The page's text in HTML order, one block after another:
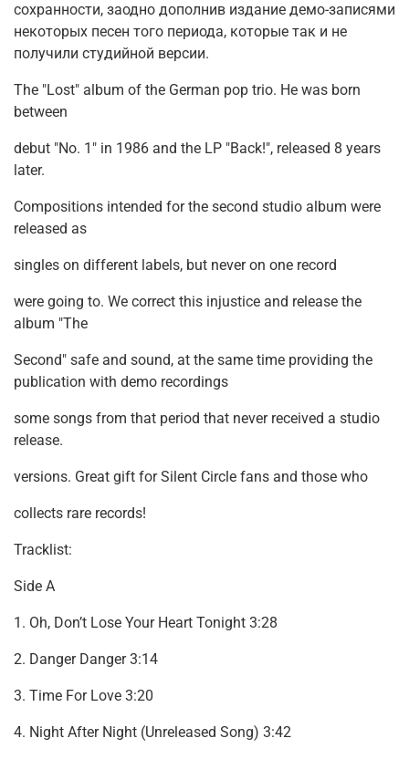
сохранности, заодно дополнив издание демо-записями
некоторых песен того периода, которые так и не
получили студийной версии.
The "Lost" album of the German pop trio. He was born
between
debut "No. 1" in 1986 and the LP "Back!", released 8 years
later.
Compositions intended for the second studio album were
released as
singles on different labels, but never on one record
were going to. We correct this injustice and release the
album "The
Second" safe and sound, at the same time providing the
publication with demo recordings
some songs from that period that never received a studio
release.
versions. Great gift for Silent Circle fans and those who
collects rare records!
Tracklist:
Side A
1. Oh, Don’t Lose Your Heart Tonight 3:28
2. Danger Danger 3:14
3. Time For Love 3:20
4. Night After Night (Unreleased Song) 3:42